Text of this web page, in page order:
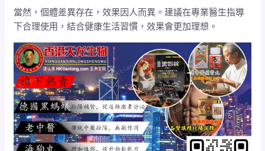
當然，個體差異存在，效果因人而異。建議在專業醫生指導
下合理使用，結合健康生活習慣，效果會更加理想。